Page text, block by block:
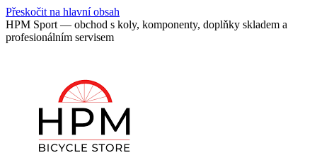
Přeskočit na hlavní obsah
HPM Sport — obchod s koly, komponenty, doplňky skladem a
profesionálním servisem